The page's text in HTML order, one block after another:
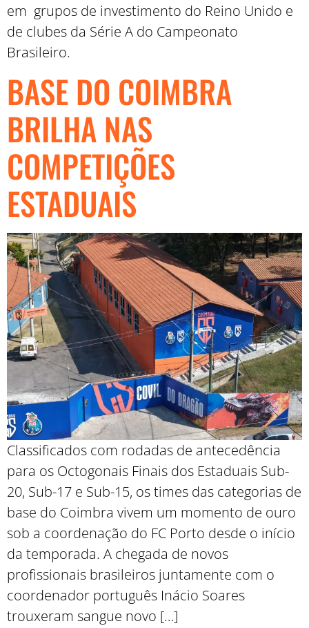
em grupos de investimento do Reino Unido e
de clubes da Série A do Campeonato
Brasileiro.
BASE DO COIMBRA
BRILHA NAS
COMPETIÇÕES
ESTADUAIS
Classificados com rodadas de antecedência
para os Octogonais Finais dos Estaduais Sub-
20, Sub-17 e Sub-15, os times das categorias de
base do Coimbra vivem um momento de ouro
sob a coordenação do FC Porto desde o início
da temporada. A chegada de novos
profissionais brasileiros juntamente com o
coordenador português Inácio Soares
trouxeram sangue novo […]